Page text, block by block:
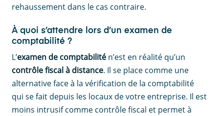
rehaussement dans le cas contraire.
À quoi s’attendre lors d’un examen de
comptabilité ?
L’examen de comptabilité n’est en réalité qu’un
contrôle fiscal à distance. Il se place comme une
alternative face à la vérification de la comptabilité
qui se fait depuis les locaux de votre entreprise. Il est
moins intrusif comme contrôle fiscal et permet à